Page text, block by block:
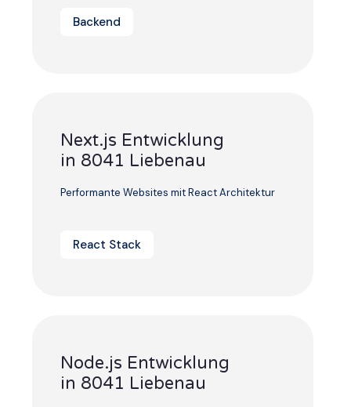
Backend
Next.js Entwicklung
in 8041 Liebenau
Performante Websites mit React Architektur
React Stack
Node.js Entwicklung
in 8041 Liebenau